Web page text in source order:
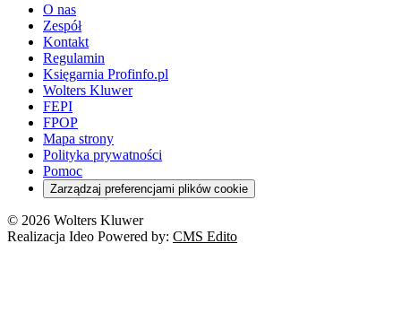
O nas
Zespół
Kontakt
Regulamin
Księgarnia Profinfo.pl
Wolters Kluwer
FEPI
FPOP
Mapa strony
Polityka prywatności
Pomoc
Zarządzaj preferencjami plików cookie
© 2026 Wolters Kluwer
Realizacja Ideo Powered by: CMS Edito